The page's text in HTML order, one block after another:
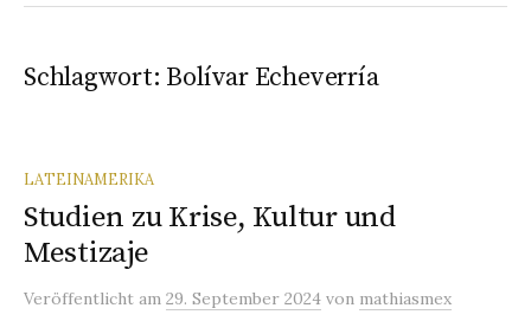
Schlagwort: Bolívar Echeverría
LATEINAMERIKA
Studien zu Krise, Kultur und
Mestizaje
Veröffentlicht am 29. September 2024 von mathiasmex